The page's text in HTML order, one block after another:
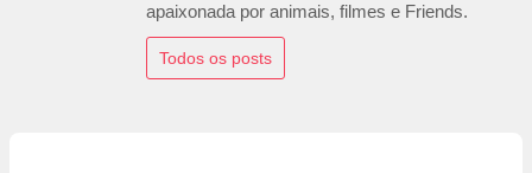
apaixonada por animais, filmes e Friends.
Todos os posts